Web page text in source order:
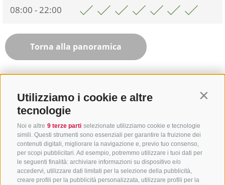
Utilizziamo i cookie e altre
tecnologie
Noi e altre 9 terze parti selezionate utilizziamo cookie e tecnologie
simili. Questi strumenti sono essenziali per garantire la fruizione dei
contenuti digitali, migliorare la navigazione e, previo tuo consenso,
per scopi pubblicitari. Ad esempio, potremmo utilizzare i tuoi dati per
le seguenti finalità: archiviare informazioni su dispositivo e/o
accedervi, utilizzare dati limitati per la selezione della pubblicità,
creare profili per la pubblicità personalizzata, utilizzare profili per la
08:00 - 22:00
Torna alla panoramica